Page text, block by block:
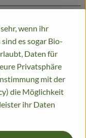
die wir
ich
liegt
wenn ihr
es sogar Bio-
Daten für
Privatsphäre
mit der
die Möglichkeit
ihr Daten